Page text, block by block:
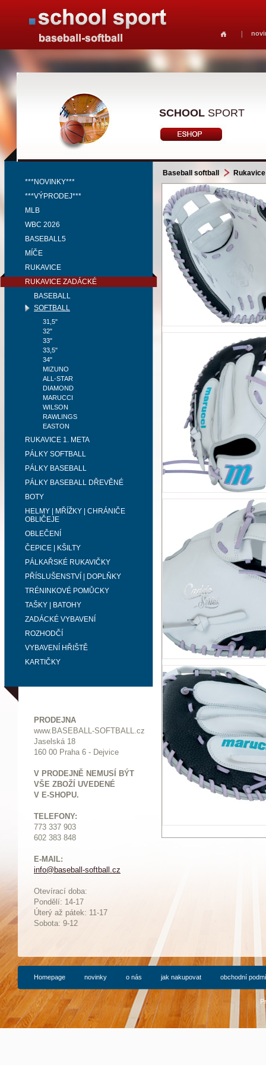
SCHOOL SPORT
***NOVINKY***
***VÝPRODEJ***
MLB
WBC 2026
BASEBALL5
MÍČE
RUKAVICE
RUKAVICE ZADÁCKÉ
BASEBALL
SOFTBALL
31,5"
32"
33"
33,5"
34"
MIZUNO
ALL-STAR
DIAMOND
MARUCCI
WILSON
RAWLINGS
EASTON
RUKAVICE 1. META
PÁLKY SOFTBALL
PÁLKY BASEBALL
PÁLKY BASEBALL DŘEVĚNÉ
BOTY
HELMY | MŘÍŽKY | CHRÁNIČE
OBLIČEJE
OBLEČENÍ
ČEPICE | KŠILTY
PÁLKAŘSKÉ RUKAVIČKY
PŘÍSLUŠENSTVÍ | DOPLŇKY
TRÉNINKOVÉ POMŮCKY
TAŠKY | BATOHY
ZADÁCKÉ VYBAVENÍ
ROZHODČÍ
VYBAVENÍ HŘIŠTĚ
KARTIČKY
PRODEJNA
www.BASEBALL-SOFTBALL.cz
Jaselská 18
160 00 Praha 6 - Dejvice
V PRODEJNĚ NEMUSÍ BÝT
VŠE ZBOŽÍ UVEDENÉ
V E-SHOPU.
TELEFONY:
773 337 903
602 383 848
E-MAIL:
info@baseball-softball.cz
Otevírací doba:
Pondělí: 14-17
Úterý až pátek: 11-17
Sobota: 9-12
Baseball softball
Homepage novinky o nás jak nakupovat obchodní